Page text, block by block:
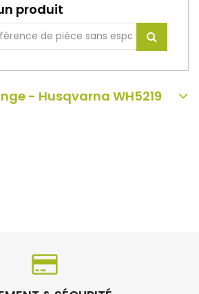
produit
- Husqvarna WH5219